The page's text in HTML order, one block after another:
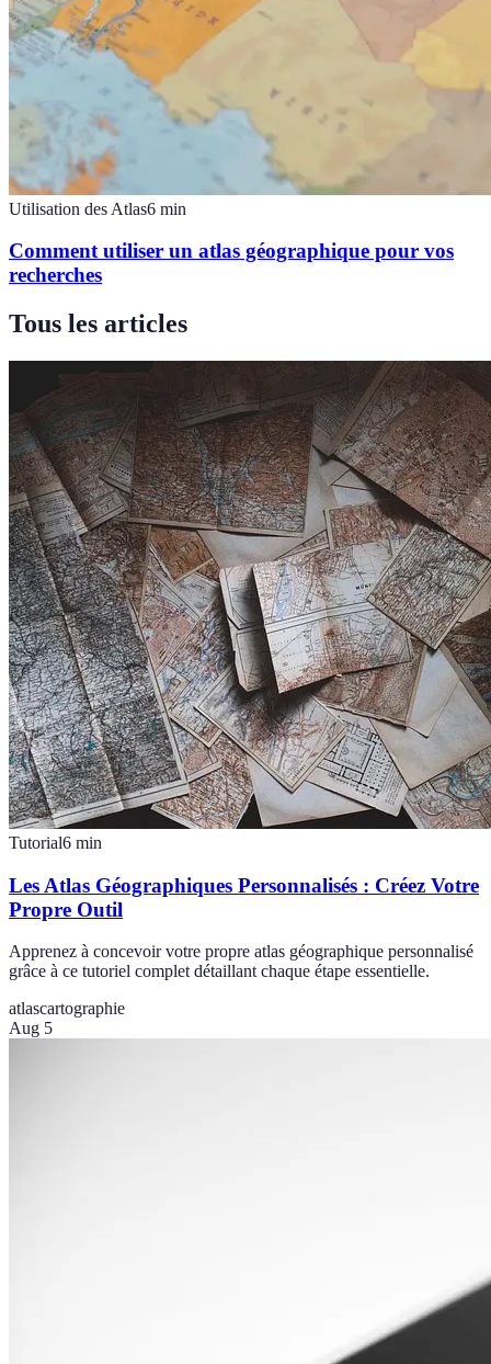
Utilisation des Atlas6 min
Comment utiliser un atlas géographique pour vos
recherches
Tous les articles
Tutorial6 min
Les Atlas Géographiques Personnalisés : Créez Votre
Propre Outil
Apprenez à concevoir votre propre atlas géographique personnalisé
grâce à ce tutoriel complet détaillant chaque étape essentielle.
atlascartographie
Aug 5